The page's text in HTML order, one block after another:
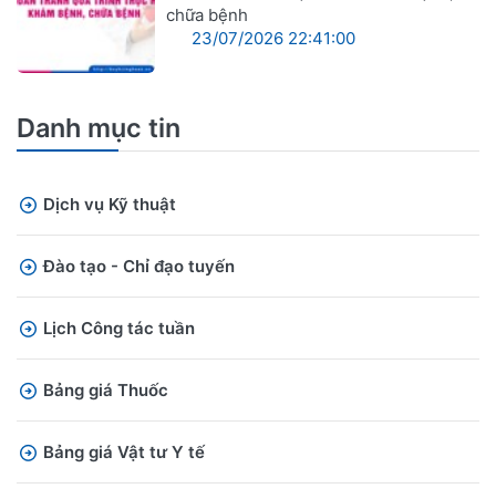
chữa bệnh
23/07/2026 22:41:00
Danh mục tin
Dịch vụ Kỹ thuật
Đào tạo - Chỉ đạo tuyến
Lịch Công tác tuần
Bảng giá Thuốc
Bảng giá Vật tư Y tế